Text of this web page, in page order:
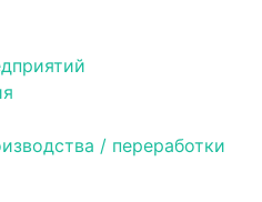
/ переработки